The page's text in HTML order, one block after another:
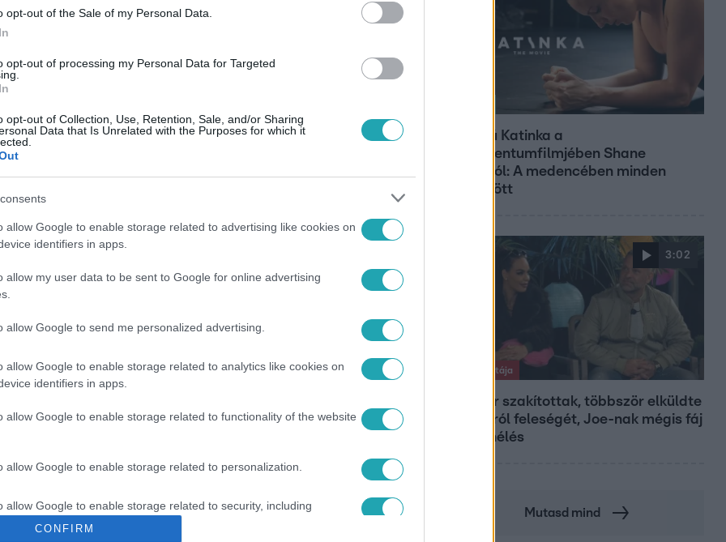
opt-out of the Sale of my Personal Data.
opt-out of processing my Personal Data for Targeted
opt-out of Collection, Use, Retention, Sale, and/or Sharing
Data that Is Unrelated with the Purposes for which it
allow Google to enable storage related to advertising like cookies on
identifiers in apps.
allow my user data to be sent to Google for online advertising
allow Google to send me personalized advertising.
allow Google to enable storage related to analytics like cookies on
identifiers in apps.
allow Google to enable storage related to functionality of the website
allow Google to enable storage related to personalization.
allow Google to enable storage related to security, including
functionality and fraud prevention, and other user protection.
CONFIRM
az utat, és a lányokkal testközelből
Manhattan-től Long Island-ig szinte
sétálva, nyugisabb pillanatok
A Metropolitan Múzeum kifejezetten Ági
és természetesen nem maradhatott
a One World Trade Center teteje sem.
legyen a Google-találatokban!
Hosszú Katinka a
dokumentumfilmjében Shane
Tusupról: A medencében minden
működött
3:02
Exek csatája
47-szer szakítottak, többször elküldte
otthonról feleségét, Joe-nak mégis fáj
a különélés
Mutasd mind